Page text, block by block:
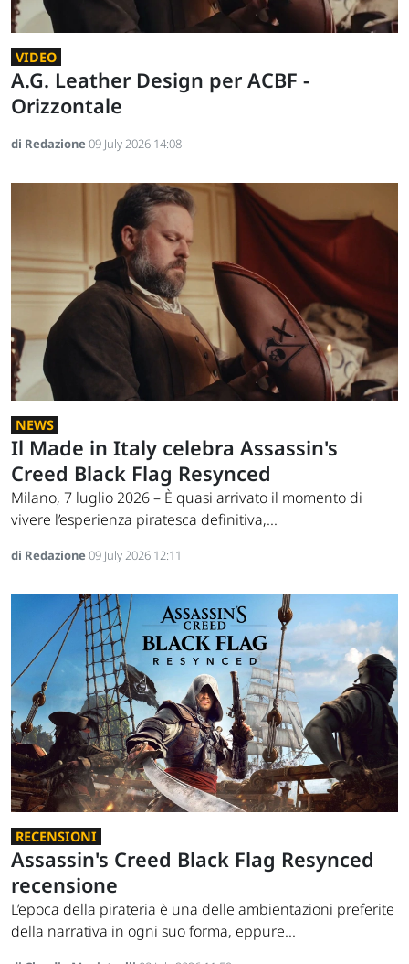
VIDEO
A.G. Leather Design per ACBF -
Orizzontale
di Redazione09 July 2026 14:08
NEWS
Il Made in Italy celebra Assassin's
Creed Black Flag Resynced
Milano, 7 luglio 2026 – È quasi arrivato il momento di
vivere l’esperienza piratesca definitiva,...
di Redazione09 July 2026 12:11
RECENSIONI
Assassin's Creed Black Flag Resynced
recensione
L’epoca della pirateria è una delle ambientazioni preferite
della narrativa in ogni suo forma, eppure...